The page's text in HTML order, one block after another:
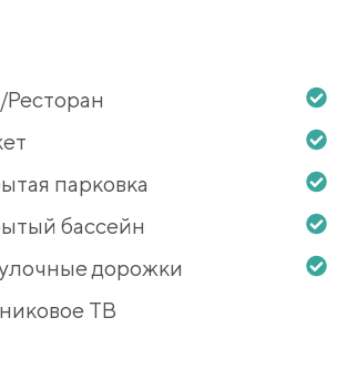
парковка
бассейн
дорожки
ТВ